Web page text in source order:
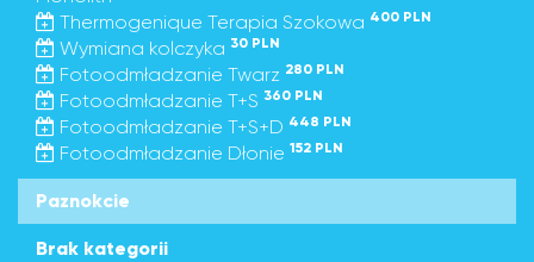
Thermogenique Terapia Szokowa 400 PLN
Wymiana kolczyka 30 PLN
Fotoodmładzanie Twarz 280 PLN
Fotoodmładzanie T+S 360 PLN
Fotoodmładzanie T+S+D 448 PLN
Fotoodmładzanie Dłonie 152 PLN
Paznokcie
Brak kategorii